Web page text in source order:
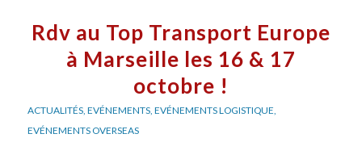
Rdv au Top Transport Europe
à Marseille les 16 & 17
octobre !
ACTUALITÉS, EVÉNEMENTS, EVÉNEMENTS LOGISTIQUE
EVÉNEMENTS OVERSEAS